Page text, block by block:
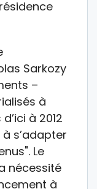
Sarkozy
–
à
à 2012
s’adapter
Le
nécessité
à